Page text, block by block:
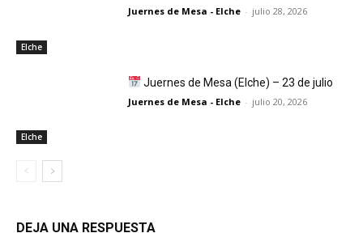
Elche
Juernes de Mesa - Elche - julio 28, 2026
Elche
Juernes de Mesa (Elche) – 23 de julio
Juernes de Mesa - Elche - julio 20, 2026
DEJA UNA RESPUESTA